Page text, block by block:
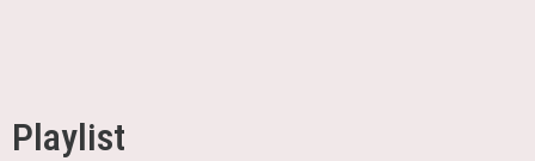
Playlist